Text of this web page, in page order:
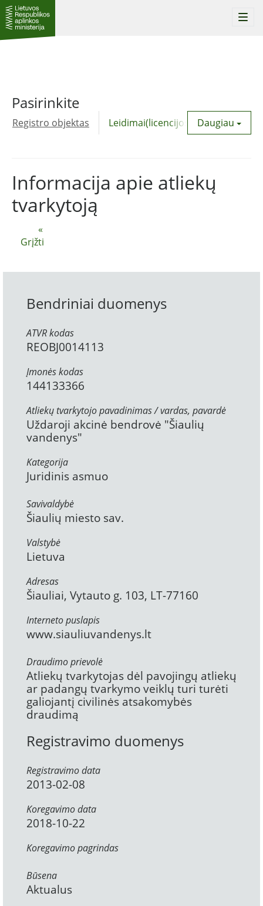
Pasirinkite
Registro objektas Leidimai(licencijos) Daugiau
«
Grįžti
Informacija apie atliekų
tvarkytoją
Bendriniai duomenys
ATVR kodas
REOBJ0014113
Įmonės kodas
144133366
Atliekų tvarkytojo pavadinimas / vardas, pavardė
Uždaroji akcinė bendrovė "Šiaulių
vandenys"
Kategorija
Juridinis asmuo
Savivaldybė
Šiaulių miesto sav.
Valstybė
Lietuva
Adresas
Šiauliai, Vytauto g. 103, LT-77160
Interneto puslapis
www.siauliuvandenys.lt
Draudimo prievolė
Atliekų tvarkytojas dėl pavojingų atliekų
ar padangų tvarkymo veiklų turi turėti
galiojantį civilinės atsakomybės
draudimą
Registravimo duomenys
Registravimo data
2013-02-08
Koregavimo data
2018-10-22
Koregavimo pagrindas
Būsena
Aktualus